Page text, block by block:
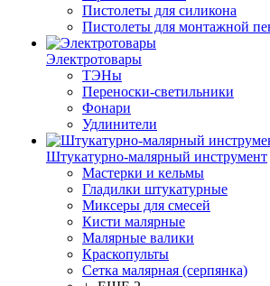
Пистолеты для силикона
Пистолеты для монтажной
Электротовары
ТЭНы
Переноски-светильники
Фонари
Удлинители
Штукатурно-малярный инструмент
Мастерки и кельмы
Гладилки штукатурные
Миксеры для смесей
Кисти малярные
Малярные валики
Краскопульты
Сетка малярная (серпянка)